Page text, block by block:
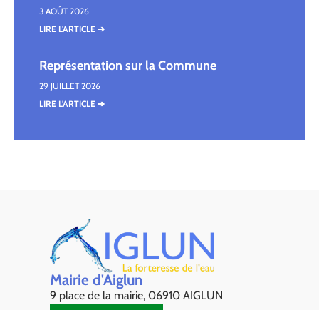
3 AOÛT 2026
LIRE L'ARTICLE ➔
Représentation sur la Commune
29 JUILLET 2026
LIRE L'ARTICLE ➔
Mairie d'Aiglun
9 place de la mairie, 06910 AIGLUN